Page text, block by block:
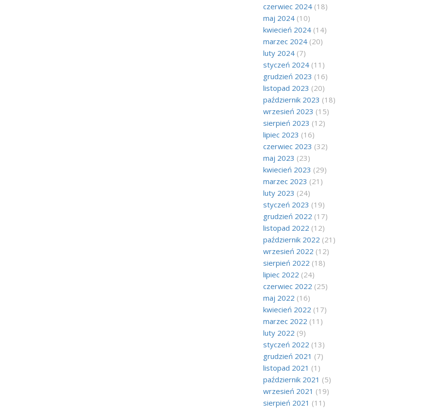
czerwiec 2024(18)
maj 2024(10)
kwiecień 2024(14)
marzec 2024(20)
luty 2024(7)
styczeń 2024(11)
grudzień 2023 (16)
listopad 2023 (20)
październik 2023 (18)
wrzesień 2023 (15)
sierpień 2023 (12)
lipiec 2023 (16)
czerwiec 2023 (32)
maj 2023 (23)
kwiecień 2023 (29)
marzec 2023 (21)
luty 2023 (24)
styczeń 2023 (19)
grudzień 2022 (17)
listopad 2022 (12)
październik 2022 (21)
wrzesień 2022 (12)
sierpień 2022 (18)
lipiec 2022 (24)
czerwiec 2022 (25)
maj 2022 (16)
kwiecień 2022 (17)
marzec 2022 (11)
luty 2022 (9)
styczeń 2022 (13)
grudzień 2021 (7)
listopad 2021 (1)
październik 2021 (5)
wrzesień 2021 (19)
sierpień 2021 (11)